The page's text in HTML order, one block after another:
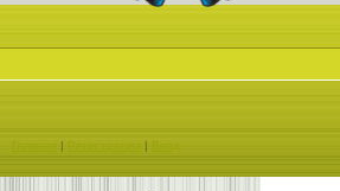
| | Вход